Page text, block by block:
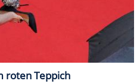
roten Teppich